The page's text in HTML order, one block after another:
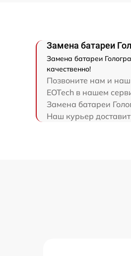
Замена батареи
Замена батареи
качественно!
Позвоните нам и наш
EOTech в нашем
Замена батареи
Наш курьер доставит